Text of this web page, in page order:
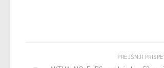
PREJŠNJI